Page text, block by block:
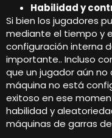
Habilidad y
Si bien los jugadores
mediante el tiempo y
configuración interna
importante.. Incluso
que un jugador aún no
máquina no está
exitoso en ese
habilidad y
máquinas de garras